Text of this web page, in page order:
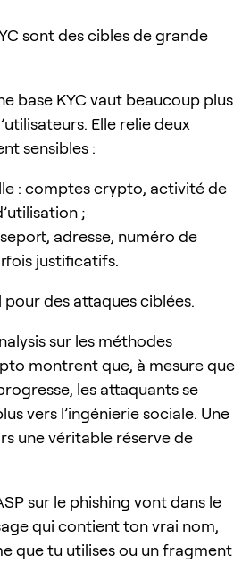
sont des cibles de grande
base KYC vaut beaucoup plus
Elle relie deux
sensibles :
: comptes crypto, activité de
;
adresse, numéro de
justificatifs.
pour des attaques ciblées.
sur les méthodes
montrent que, à mesure que
les attaquants se
vers l’ingénierie sociale. Une
une véritable réserve de
sur le phishing vont dans le
qui contient ton vrai nom,
que tu utilises ou un fragment